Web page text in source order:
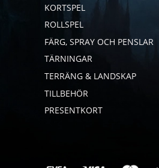
KORTSPEL
ROLLSPEL
FÄRG, SPRAY OCH PENSLAR
TÄRNINGAR
TERRÄNG & LANDSKAP
TILLBEHÖR
PRESENTKORT